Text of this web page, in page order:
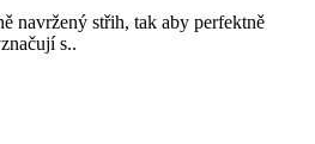
navržený střih, tak aby perfektně
s..